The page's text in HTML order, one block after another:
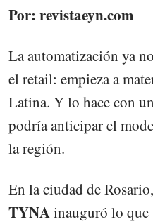
Por: revistaeyn.com
La automatización ya
el retail: empieza a
Latina. Y lo hace con
podría anticipar el
la región.
En la ciudad de
TYNAinauguró lo que